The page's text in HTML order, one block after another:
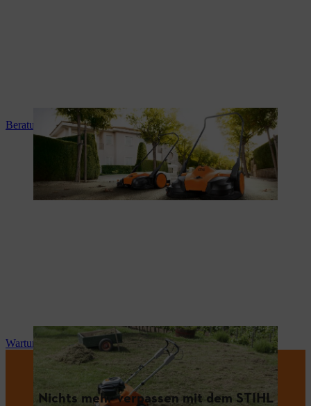
Beratung und Produkteinweisung
Wartung und Reparatur
Nichts mehr verpassen mit dem STIHL